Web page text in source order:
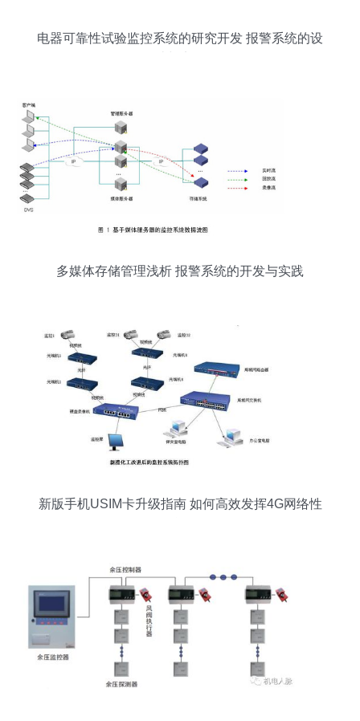
电器可靠性试验监控系统的研究开发 报警系统的设
多媒体存储管理浅析 报警系统的开发与实践
新版手机USIM卡升级指南 如何高效发挥4G网络性